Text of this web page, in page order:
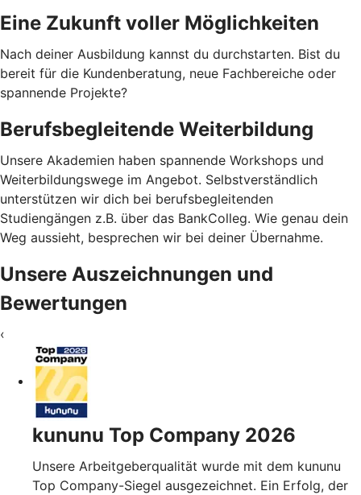
Eine Zukunft voller Möglichkeiten
Nach deiner Ausbildung kannst du durchstarten. Bist du
bereit für die Kundenberatung, neue Fachbereiche oder
spannende Projekte?
Berufsbegleitende Weiterbildung
Unsere Akademien haben spannende Workshops und
Weiterbildungswege im Angebot. Selbstverständlich
unterstützen wir dich bei berufsbegleitenden
Studiengängen z.B. über das BankColleg. Wie genau dein
Weg aussieht, besprechen wir bei deiner Übernahme.
Unsere Auszeichnungen und
Bewertungen
‹
kununu Top Company 2026
Unsere Arbeitgeberqualität wurde mit dem kununu
Top Company-Siegel ausgezeichnet. Ein Erfolg, der